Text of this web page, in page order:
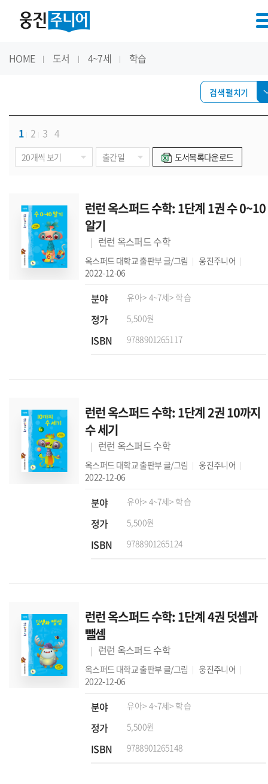
HOME 도서 4~7세 학습
검색 펼치기
1 2 3 4
도서목록다운로드
런런 옥스퍼드 수학: 1단계 1권 수 0~10
알기
런런 옥스퍼드 수학
옥스퍼드 대학교 출판부 글/그림
웅진주니어
2022-12-06
분야 유아> 4~7세> 학습
정가 5,500원
ISBN 9788901265117
런런 옥스퍼드 수학: 1단계 2권 10까지
수 세기
런런 옥스퍼드 수학
옥스퍼드 대학교 출판부 글/그림
웅진주니어
2022-12-06
분야 유아> 4~7세> 학습
정가 5,500원
ISBN 9788901265124
런런 옥스퍼드 수학: 1단계 4권 덧셈과
뺄셈
런런 옥스퍼드 수학
옥스퍼드 대학교 출판부 글/그림
웅진주니어
2022-12-06
분야 유아> 4~7세> 학습
정가 5,500원
ISBN 9788901265148